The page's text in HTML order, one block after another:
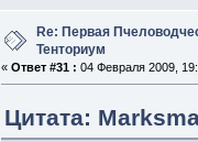
Re: Первая
Тенториум
« Ответ #31 : 04 Февраля 2009,
Цитата: